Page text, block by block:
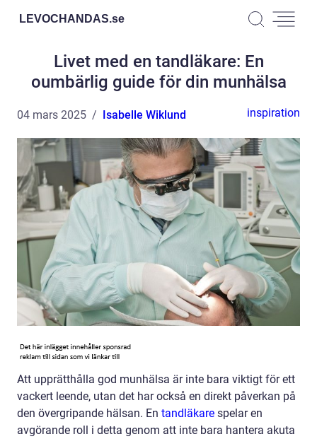
LEVOCHANDAS.se
Livet med en tandläkare: En
oumbärlig guide för din munhälsa
04 mars 2025 Isabelle Wiklund inspiration
Att upprätthålla god munhälsa är inte bara viktigt för ett
vackert leende, utan det har också en direkt påverkan på
den övergripande hälsan. En tandläkare spelar en
avgörande roll i detta genom att inte bara hantera akuta